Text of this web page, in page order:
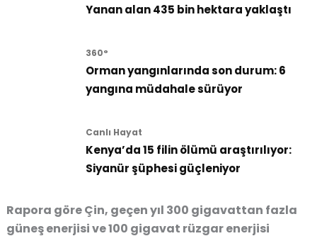
Yanan alan 435 bin hektara yaklaştı
360°
Orman yangınlarında son durum: 6
yangına müdahale sürüyor
Canlı Hayat
Kenya’da 15 filin ölümü araştırılıyor:
Siyanür şüphesi güçleniyor
Rapora göre Çin, geçen yıl 300 gigavattan fazla
güneş enerjisive100 gigavat rüzgar enerjisi